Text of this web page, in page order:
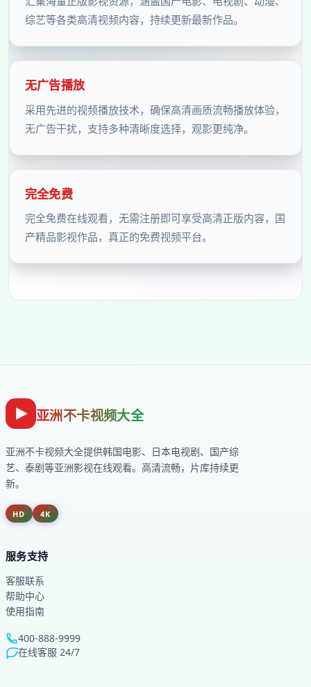
综艺等各类高清视频内容，持续更新最新作品。
无广告播放
采用先进的视频播放技术，确保高清画质流畅播放体验，
无广告干扰，支持多种清晰度选择，观影更纯净。
完全免费
完全免费在线观看，无需注册即可享受高清正版内容，国
产精品影视作品，真正的免费视频平台。
亚洲不卡视频大全
亚洲不卡视频大全提供韩国电影、日本电视剧、国产综
艺、泰剧等亚洲影视在线观看。高清流畅，片库持续更
新。
HD 4K
服务支持
客服联系
帮助中心
使用指南
400-888-9999
在线客服 24/7